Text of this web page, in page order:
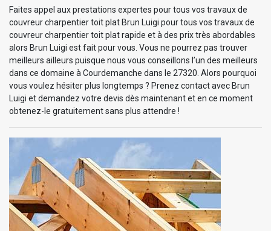
Faites appel aux prestations expertes pour tous vos travaux de
couvreur charpentier toit plat Brun Luigi pour tous vos travaux de
couvreur charpentier toit plat rapide et à des prix très abordables
alors Brun Luigi est fait pour vous. Vous ne pourrez pas trouver
meilleurs ailleurs puisque nous vous conseillons l’un des meilleurs
dans ce domaine à Courdemanche dans le 27320. Alors pourquoi
vous voulez hésiter plus longtemps ? Prenez contact avec Brun
Luigi et demandez votre devis dès maintenant et en ce moment
obtenez-le gratuitement sans plus attendre !